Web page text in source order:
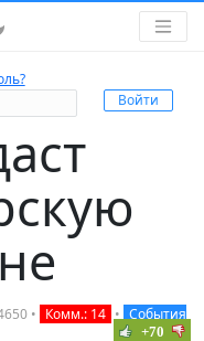
• Комм.: 14 • События
+70